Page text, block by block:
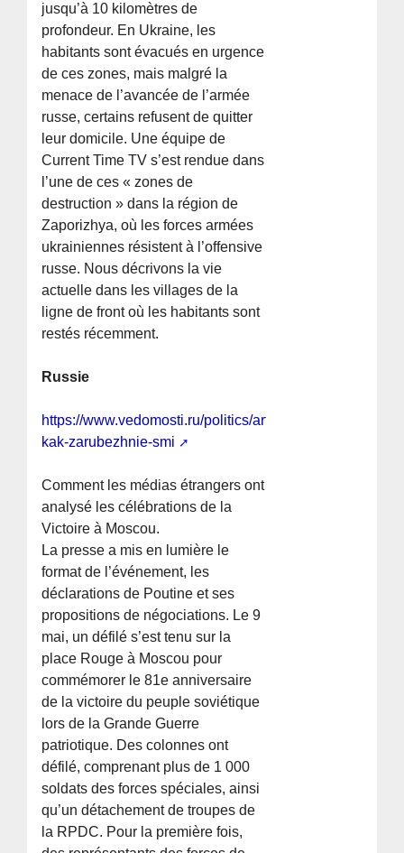
jusqu’à 10 kilomètres de
profondeur. En Ukraine, les
habitants sont évacués en urgence
de ces zones, mais malgré la
menace de l’avancée de l’armée
russe, certains refusent de quitter
leur domicile. Une équipe de
Current Time TV s’est rendue dans
l’une de ces « zones de
destruction » dans la région de
Zaporizhya, où les forces armées
ukrainiennes résistent à l’offensive
russe. Nous décrivons la vie
actuelle dans les villages de la
ligne de front où les habitants sont
restés récemment.
Russie
https://www.vedomosti.ru/politics/articles/2026/05/10/
kak-zarubezhnie-smi
Comment les médias étrangers ont
analysé les célébrations de la
Victoire à Moscou.
La presse a mis en lumière le
format de l’événement, les
déclarations de Poutine et ses
propositions de négociations. Le 9
mai, un défilé s’est tenu sur la
place Rouge à Moscou pour
commémorer le 81e anniversaire
de la victoire du peuple soviétique
lors de la Grande Guerre
patriotique. Des colonnes ont
défilé, comprenant plus de 1 000
soldats des forces spéciales, ainsi
qu’un détachement de troupes de
la RPDC. Pour la première fois,